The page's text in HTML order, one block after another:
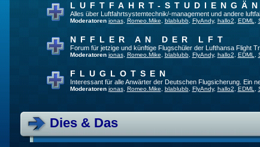
LUFTFAHRT-
Alles über Luftfahrtsystemtechnik/-management und andere
Moderatoren jonas, Romeo.Mike blablubb, FlyAndy, hallo2 EDML
NFFLER AN DER LFT
Forum für jetzige und künftige Flugschüler der Lufthansa Flight
Moderatoren jonas, Romeo.Mike blablubb, FlyAndy, hallo2 EDML
FLUGLOTSEN
Interessant für alle Anwärter der Deutschen Flugsicherung. Ein
Moderatoren jonas, Romeo.Mike blablubb, FlyAndy, hallo2 EDML
Dies & Das